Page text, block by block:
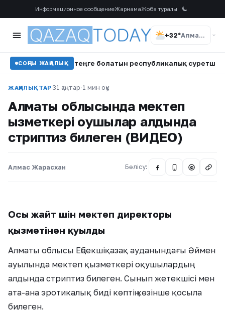
Информационное сообщениеЖарнамаЖоба туралы
+32° Алматы
СОҢҒЫ ЖАҢАЛЫҚ
10,5 млн теңге болатын республикалық суретшілер
ЖАҢАЛЫҚТАР 31 қаңтар·1 мин оқу
Алматы облысында мектеп
қызметкері оқушылар алдында
стриптиз билеген (ВИДЕО)
Алмас Жарасхан Бөлісу: @
Осы жайт үшін мектеп директоры
қызметінен қуылды
Алматы облысы Еңбекшіқазақ ауданындағы Әймен
ауылында мектеп қызметкері оқушылардың
алдында стриптиз билеген. Сынып жетекшісі мен
ата-ана эротикалық биді көптің көзінше қосыла
билеген.